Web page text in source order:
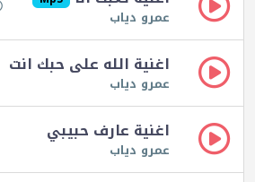
عمرو دياب
اغنية الله على حبك انت
عمرو دياب
اغنية عارف حبيبي
عمرو دياب